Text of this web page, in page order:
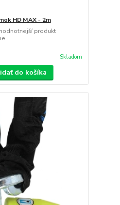
HD MAX - 2m
produkt
Skladom
do košíka